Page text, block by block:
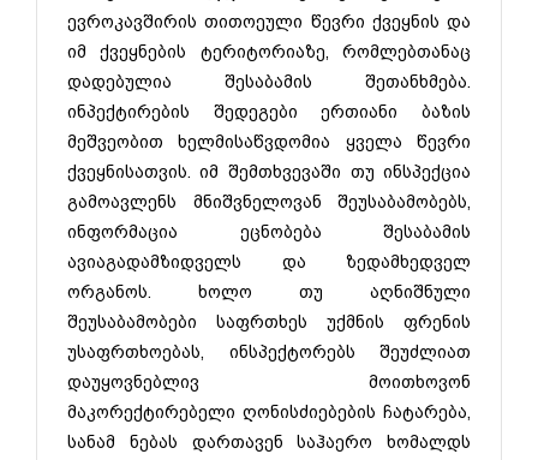
ევროკავშირის თითოეული წევრი ქვეყნის და
იმ ქვეყნების ტერიტორიაზე, რომლებთანაც
დადებულია შესაბამის შეთანხმება.
ინპექტირების შედეგები ერთიანი ბაზის
მეშვეობით ხელმისაწვდომია ყველა წევრი
ქვეყნისათვის. იმ შემთხვევაში თუ ინსპექცია
გამოავლენს მნიშვნელოვან შეუსაბამობებს,
ინფორმაცია ეცნობება შესაბამის
ავიაგადამზიდველს და ზედამხედველ
ორგანოს. ხოლო თუ აღნიშნული
შეუსაბამობები საფრთხეს უქმნის ფრენის
უსაფრთხოებას, ინსპექტორებს შეუძლიათ
დაუყოვნებლივ მოითხოვონ
მაკორექტირებელი ღონისძიებების ჩატარება,
სანამ ნებას დართავენ საჰაერო ხომალდს